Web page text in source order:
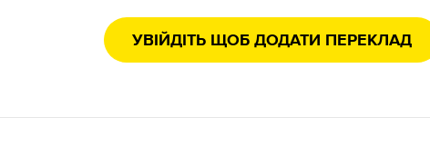
УВІЙДІТЬ ЩОБ ДОДАТИ ПЕРЕКЛАД